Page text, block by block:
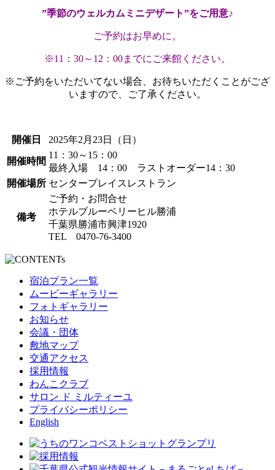
”季節のウェルカムミニデザート”をご用意♪
ご予約はお早めに。
※11：30～12：00までにご来館ください。
※ご予約をいただいてない場合、お待ちいただくことがござ
いますので、ご了承ください。
開催日 2025年2月23日（日）
開催時間
11：30～15：00
最終入場 14：00 ラストオーダー14：30
開催場所 センタープレイスレストラン
備考
ご予約・お問合せ
ホテルブルーベリーヒル勝浦
千葉県勝浦市興津1920
TEL 0470-76-3400
宿泊プラン一覧
ムービーギャラリー
フォトギャラリー
お知らせ
会議・団体
敷地マップ
交通アクセス
採用情報
わんこクラブ
サロン ド ミルティーユ
プライバシーポリシー
English